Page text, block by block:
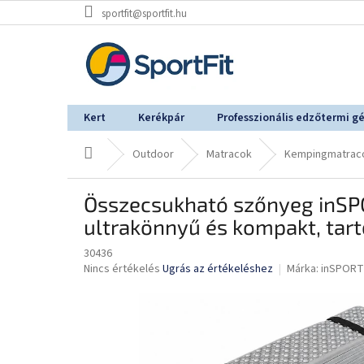
a
sportfit@sportfit.hu
Kert Kerékpár Professzionális edzőtermi
KezdőlapOutdoor Matracok
Összecsukható szőnyeg
ultrakönnyű és kompakt,
30436
A
Nincs értékelés Ugrás az értékeléshez Márka: